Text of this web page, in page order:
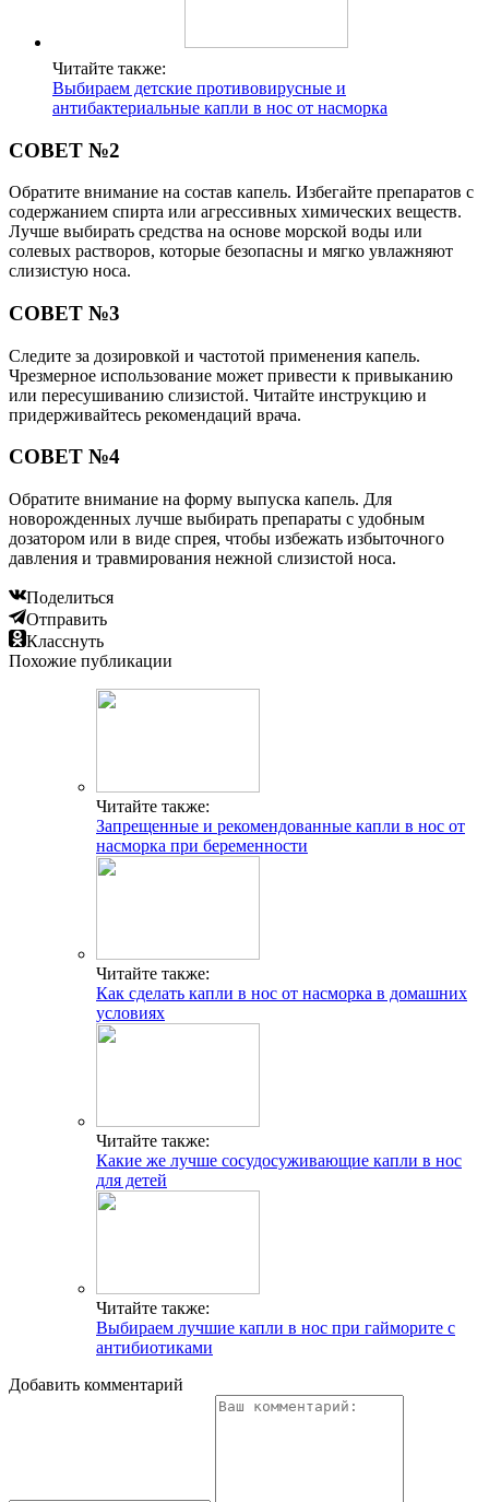
Читайте также:
Выбираем детские противовирусные и
антибактериальные капли в нос от насморка
СОВЕТ №2
Обратите внимание на состав капель. Избегайте препаратов с
содержанием спирта или агрессивных химических веществ.
Лучше выбирать средства на основе морской воды или
солевых растворов, которые безопасны и мягко увлажняют
слизистую носа.
СОВЕТ №3
Следите за дозировкой и частотой применения капель.
Чрезмерное использование может привести к привыканию
или пересушиванию слизистой. Читайте инструкцию и
придерживайтесь рекомендаций врача.
СОВЕТ №4
Обратите внимание на форму выпуска капель. Для
новорожденных лучше выбирать препараты с удобным
дозатором или в виде спрея, чтобы избежать избыточного
давления и травмирования нежной слизистой носа.
Поделиться
Отправить
Класснуть
Похожие публикации
Читайте также:
Запрещенные и рекомендованные капли в нос от
насморка при беременности
Читайте также:
Как сделать капли в нос от насморка в домашних
условиях
Читайте также:
Какие же лучше сосудосуживающие капли в нос
для детей
Читайте также:
Выбираем лучшие капли в нос при гайморите с
антибиотиками
Добавить комментарий